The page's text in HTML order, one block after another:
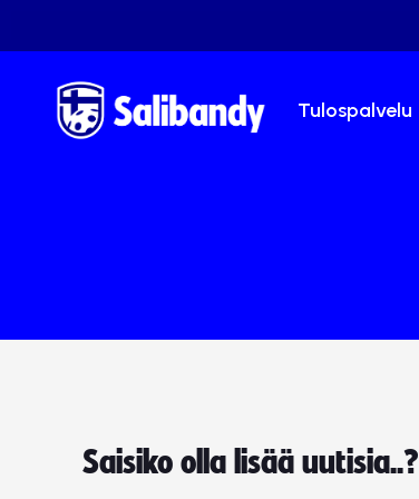
Tulospalvelu
Saisiko olla lisää uutisia..?